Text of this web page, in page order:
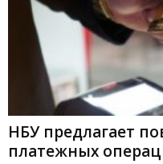
НБУ предлагает
платежных